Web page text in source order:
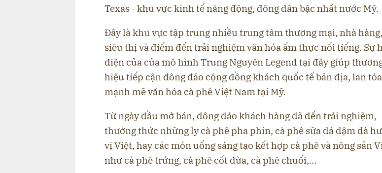
Texas - khu vực kinh tế năng động, đông dân bậc nhất nước Mỹ.
Đây là khu vực tập trung nhiều trung tâm thương mại, nhà hàng,
siêu thị và điểm đến trải nghiệm văn hóa ẩm thực nổi tiếng. Sự
diện của của mô hình Trung Nguyên Legend tại đây giúp
hiệu tiếp cận đông đảo cộng đồng khách quốc tế bản địa, lan tỏa
mạnh mẽ văn hóa cà phê Việt Nam tại Mỹ.
Từ ngày đầu mở bán, đông đảo khách hàng đã đến trải nghiệm,
thưởng thức những ly cà phê pha phin, cà phê sữa đá đậm đà
vị Việt, hay các món uống sáng tạo kết hợp cà phê và nông sản
như cà phê trứng, cà phê cốt dừa, cà phê chuối,…